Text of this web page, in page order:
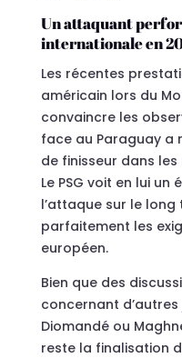
Un attaquant
internationale en
Les récentes
américain lors du
convaincre les
face au Paraguay a
de finisseur dans
Le PSG voit en lui
l’attaque sur le
parfaitement les
européen.
Bien que des
concernant
Diomandé ou
reste la finalisation